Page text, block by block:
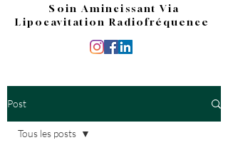
Soin Amincissant Via
Lipocavitation Radiofréquence
Post
Tous les posts